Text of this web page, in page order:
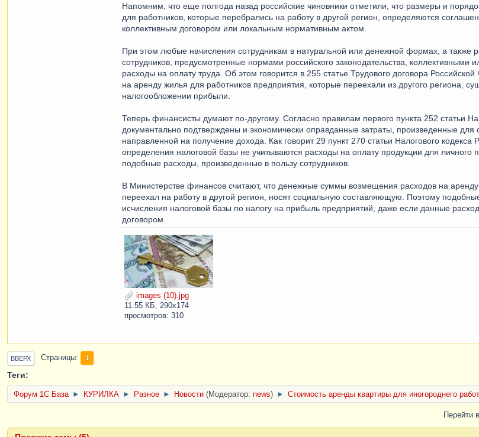
Напомним, что еще полгода назад российские чиновники отметили, что размеры и
для работников, которые перебрались на работу в другой регион, определяются
коллективным договором или локальным нормативным актом.
При этом любые начисления сотрудникам в натуральной или денежной формах, а также
сотрудников, предусмотренные нормами российского законодательства, коллективными
расходы на оплату труда. Об этом говорится в 255 статье Трудового договора
на аренду жилья для работников предприятия, которые переехали из другого региона,
налогообложении прибыли.
Теперь финансисты думают по-другому. Согласно правилам первого пункта 252 статьи
документально подтверждены и экономически оправданные затраты, произведенные для
направленной на получение дохода. Как говорит 29 пункт 270 статьи Налогового
определения налоговой базы не учитываются расходы на оплату продукции для личного
подобные расходы, произведенные в пользу сотрудников.
В Министерстве финансов считают, что денежные суммы возмещения расходов на
переехал на работу в другой регион, носят социальную составляющую. Поэтому
исчисления налоговой базы по налогу на прибыль предприятий, даже если данные
договором.
images (10).jpg
11.55 КБ, 290x174
просмотров: 310
ВВЕРХ Страницы 1
Теги:
Форум 1C База ► КУРИЛКА ► Разное ► Новости (Модератор: news) ► Стоимость аренды квартиры для иногороднего
Перейти в